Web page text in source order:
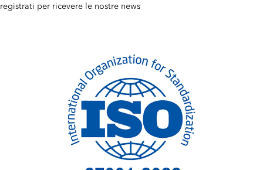
registrati per ricevere le nostre news